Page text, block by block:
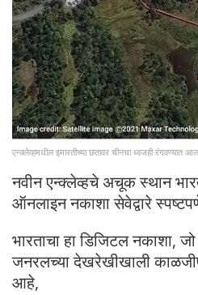
एन्क्लेव्हमधील इमारतीच्या छतावर चीनचा ध्वजही रंगवण्यात
नवीन एन्क्लेव्हचे अचूक स्थान
ऑनलाइन नकाशा सेवेद्वारे
भारताचा हा डिजिटल नकाशा, जो
जनरलच्या देखरेखीखाली
आहे,